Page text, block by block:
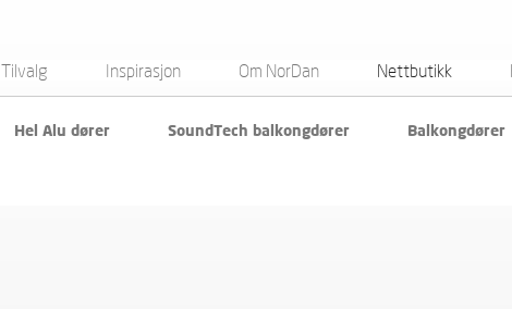
Hel Alu dører SoundTech balkongdører Balkongdører
Tilvalg Inspirasjon Om NorDan Nettbutikk